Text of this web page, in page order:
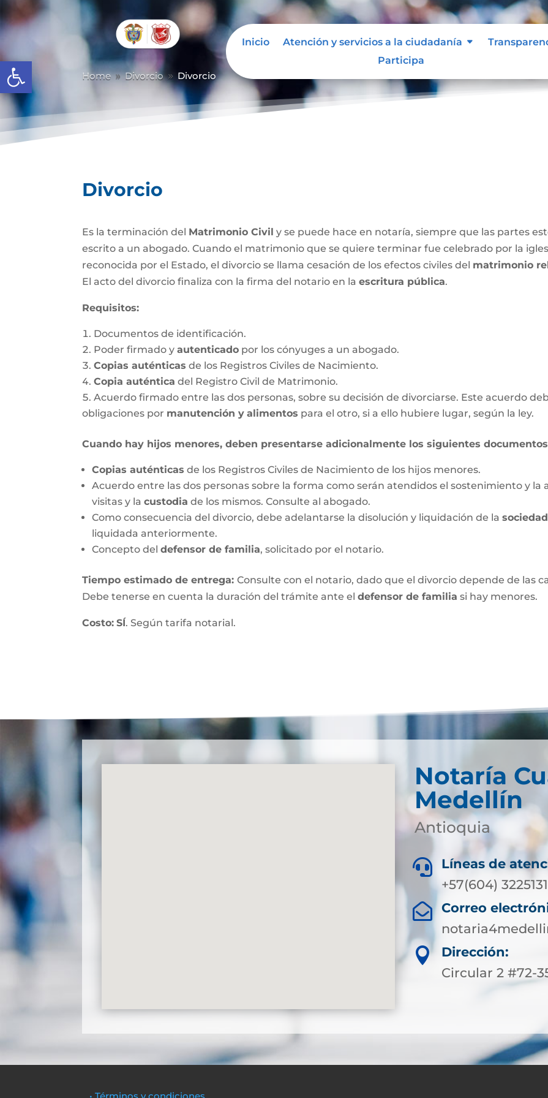
Abrir barra de herramientas
Inicio Atención y servicios a la ciudadanía
Participa
Home 9 Divorcio 9 Divorcio
Divorcio
Es la terminación del Matrimonio Civil y se puede hace en notaría, siempre que las partes
escrito a un abogado. Cuando el matrimonio que se quiere terminar fue celebrado por la
reconocida por el Estado, el divorcio se llama cesación de los efectos civiles del matrimonio
El acto del divorcio finaliza con la firma del notario en laescritura pública.
Requisitos:
Documentos de identificación.
Poder firmado yautenticado por los cónyuges a un abogado.
Copias auténticas de los Registros Civiles de Nacimiento.
Copia auténtica del Registro Civil de Matrimonio.
Acuerdo firmado entre las dos personas, sobre su decisión de divorciarse. Este acuerdo
obligaciones por manutención y alimentos para el otro, si a ello hubiere lugar, según la ley.
Cuando hay hijos menores, deben presentarse adicionalmente los siguientes
Copias auténticas de los Registros Civiles de Nacimiento de los hijos menores.
Acuerdo entre las dos personas sobre la forma como serán atendidos el sostenimiento y la
visitas y lacustodia de los mismos. Consulte al abogado.
Como consecuencia del divorcio, debe adelantarse la disolución y liquidación de la
liquidada anteriormente.
Concepto deldefensor de familia, solicitado por el notario.
Tiempo estimado de entrega:Consulte con el notario, dado que el divorcio depende de las
Debe tenerse en cuenta la duración del trámite ante eldefensor de familia si hay menores.
Costo: SÍ. Según tarifa notarial.
Notaría
Medellín
Antioquia

Líneas de
+57(604) 3225131

Correo

Dirección:
Circular 2 #72-
• Términos y condiciones